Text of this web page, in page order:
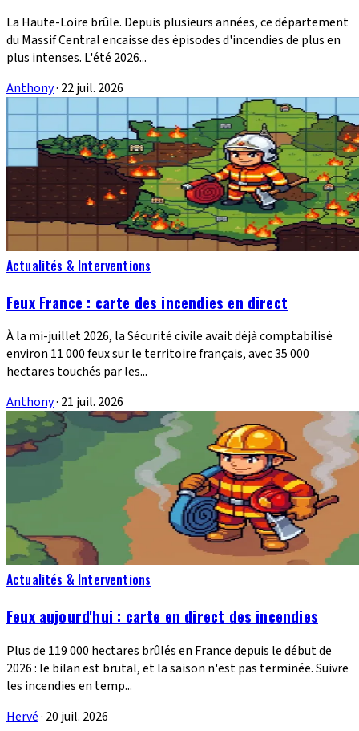
La Haute-Loire brûle. Depuis plusieurs années, ce département
du Massif Central encaisse des épisodes d'incendies de plus en
plus intenses. L'été 2026...
Anthony· 22 juil. 2026
Actualités & Interventions
Feux France : carte des incendies en direct
À la mi-juillet 2026, la Sécurité civile avait déjà comptabilisé
environ 11 000 feux sur le territoire français, avec 35 000
hectares touchés par les...
Anthony· 21 juil. 2026
Actualités & Interventions
Feux aujourd'hui : carte en direct des incendies
Plus de 119 000 hectares brûlés en France depuis le début de
2026 : le bilan est brutal, et la saison n'est pas terminée. Suivre
les incendies en temp...
Hervé· 20 juil. 2026